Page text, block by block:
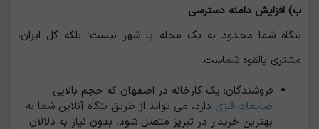
ب) افزایش دامنه دسترسی
بنگاه شما محدود به یک محله یا شهر نیست؛ بلکه کل ایران،
مشتری بالقوه شماست.
فروشندگان: یک کارخانه در اصفهان که حجم بالایی
ضایعات فلزی دارد، می ‌تواند از طریق بنگاه آنلاین شما به
بهترین خریدار در تبریز متصل شود، بدون نیاز به دلالان